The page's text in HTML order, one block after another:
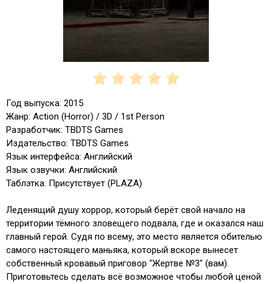
Год выпуска: 2015
Жанр: Action (Horror) / 3D / 1st Person
Разработчик: TBDTS Games
Издательство: TBDTS Games
Язык интерфейса: Английский
Язык озвучки: Английский
Таблэтка: Присутствует (PLAZA)
Леденящий душу хоррор, который берёт свой начало на
территории тёмного зловещего подвала, где и оказался наш
главный герой. Судя по всему, это место является обителью
самого настоящего маньяка, который вскоре вынесет
собственный кровавый приговор "Жертве №3" (вам).
Приготовьтесь сделать всё возможное чтобы любой ценой